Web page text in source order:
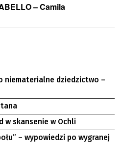
– Camila
niematerialne dziedzictwo –
w skansenie w Ochli
– wypowiedzi po wygranej